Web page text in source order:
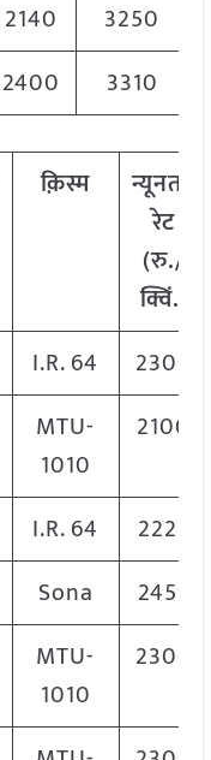
2140 3250
2400 3310
क़िस्म
न्यूनतम
रेट
(रु./
क्विं.)
I.R. 64
2300
MTU-
1010
2100
I.R. 64
2222
Sona
2459
MTU-
1010
2300